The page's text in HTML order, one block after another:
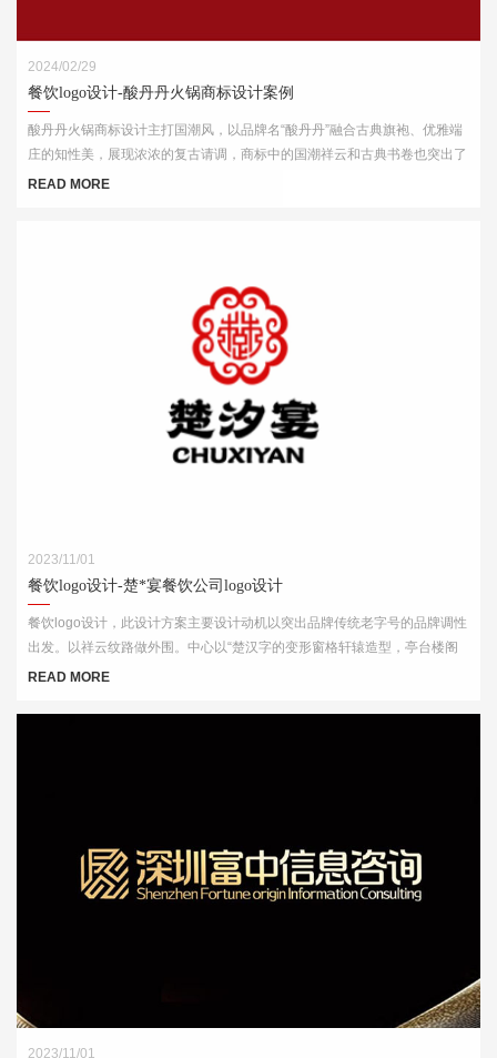
2024/02/29
餐饮logo设计-酸丹丹火锅商标设计案例
酸丹丹火锅商标设计主打国潮风，以品牌名“酸丹丹”融合古典旗袍、优雅端
庄的知性美，展现浓浓的复古请调，商标中的国潮祥云和古典书卷也突出了
中式元素，“祥云”又代表了吉祥，喜庆，幸福，更有人间烟火的气息，象征
READ MORE
2023/11/01
餐饮logo设计-楚*宴餐饮公司logo设计
餐饮logo设计，此设计方案主要设计动机以突出品牌传统老字号的品牌调性
出发。以祥云纹路做外围。中心以“楚汉字的变形窗格轩辕造型，亭台楼阁
酒肆的视觉印象，链接企业的行业特征
READ MORE
2023/11/01